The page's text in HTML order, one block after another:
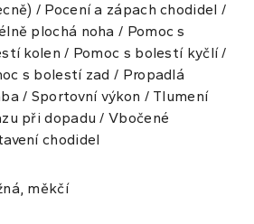
/ Pocení a zápach chodidel /
plochá noha / Pomoc s
kolen / Pomoc s bolestí kyčlí /
s bolestí zad / Propadlá
/ Sportovní výkon / Tlumení
při dopadu / Vbočené
chodidel
měkčí